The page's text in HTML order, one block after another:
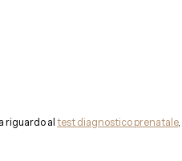
riguardo altest diagnostico prenatale,